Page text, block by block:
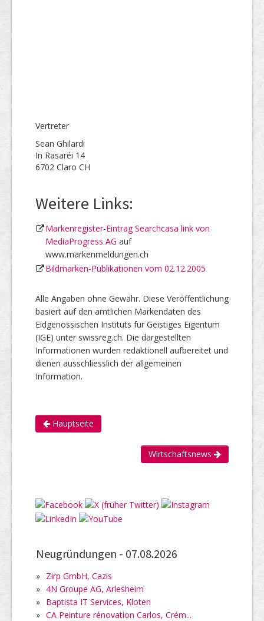
Vertreter
Sean Ghilardi
In Rasaréi 14
6702 Claro CH
Weitere Links:
Markenregister-Eintrag Searchcasa link von
MediaProgress AG auf
www.markenmeldungen.ch
Bildmarken-Publikationen vom 02.12.2005
Alle Angaben ohne Gewähr. Diese Veröffentlichung
basiert auf den amtlichen Markendaten des
Eidgenössischen Instituts für Geistiges Eigentum
(IGE) unter swissreg.ch. Die dargestellten
Informationen wurden redaktionell aufbereitet und
dienen ausschliesslich der allgemeinen
Information.
Hauptseite
Wirtschaftsnews
Neugründungen - 07.08.2026
» Zirp GmbH, Cazis
» 4N Groupe AG, Arlesheim
» Baptista IT Services, Kloten
» CA Peinture rénovation Carlos, Crém...